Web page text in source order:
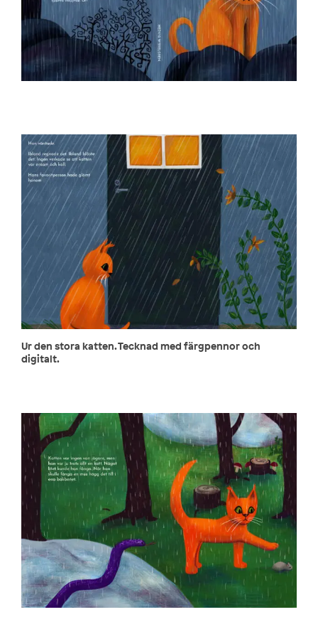
Ur den stora katten. Tecknad med färgpennor och
digitalt.